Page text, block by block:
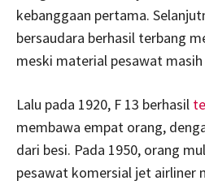
kebanggaan pertama.
bersaudara berhasil terbang
meski material pesawat masih
Lalu pada 1920, F 13 berhasil
membawa empat orang,
dari besi. Pada 1950, orang
pesawat komersial jet airliner